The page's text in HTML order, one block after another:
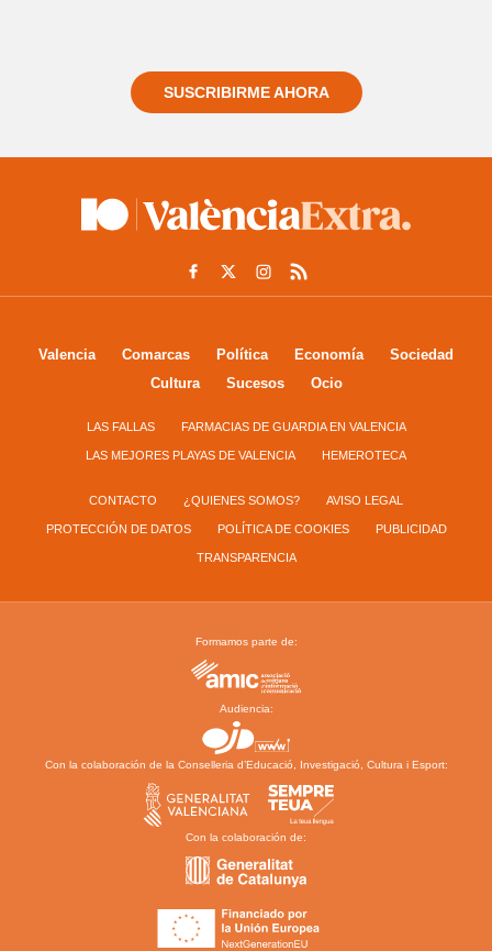
SUSCRIBIRME AHORA
Valencia Comarcas Política Economía
Sociedad
Cultura
Sucesos Ocio
LAS FALLAS FARMACIAS DE GUARDIA EN VALENCIA
LAS MEJORES PLAYAS DE VALENCIA HEMEROTECA
CONTACTO ¿QUIENES SOMOS? AVISO LEGAL
PROTECCIÓN DE DATOS POLÍTICA DE COOKIES PUBLICIDAD
TRANSPARENCIA
Formamos parte de:
Audiencia:
Con la colaboración de la Conselleria d’Educació, Investigació, Cultura i Esport:
Con la colaboración de: